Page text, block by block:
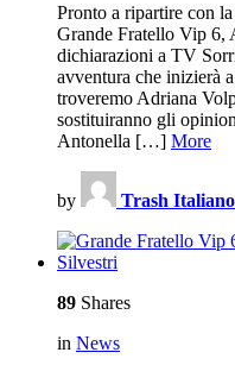
Pronto a ripartire con
Grande Fratello Vip 6,
dichiarazioni a TV
avventura che inizierà
troveremo Adriana
sostituiranno gli
Antonella […] More
by Trash Italiano
89 Shares
in News